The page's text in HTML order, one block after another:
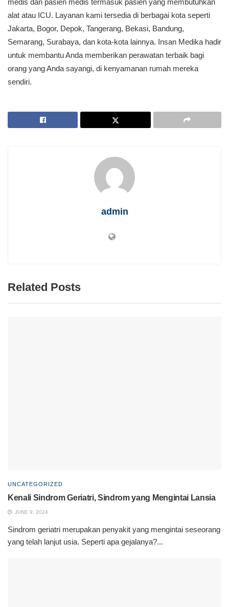
alat atau ICU. Layanan kami tersedia di berbagai kota seperti
Jakarta, Bogor, Depok, Tangerang, Bekasi, Bandung,
Semarang, Surabaya, dan kota-kota lainnya. Insan Medika hadir
untuk membantu Anda memberikan perawatan terbaik bagi
orang yang Anda sayangi, di kenyamanan rumah mereka
sendiri.
admin
Related Posts
UNCATEGORIZED
Kenali Sindrom Geriatri, Sindrom yang Mengintai Lansia
JUNE 9, 2024
Sindrom geriatri merupakan penyakit yang mengintai seseorang
yang telah lanjut usia. Seperti apa gejalanya?...